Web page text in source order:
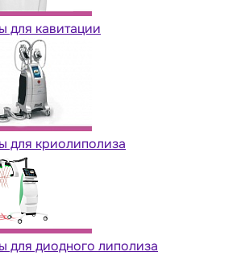
для кавитации
для криолиполиза
для диодного липолиза